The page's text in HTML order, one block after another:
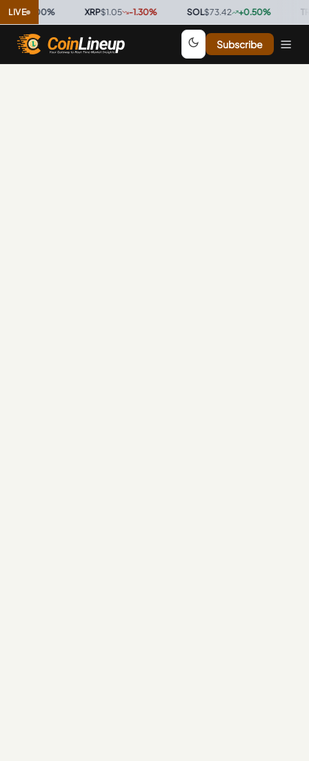
LIVE
0.00 %· XRP$1.05 -1.30%· SOL$73.42 +0.50%· TRX
Subscribe